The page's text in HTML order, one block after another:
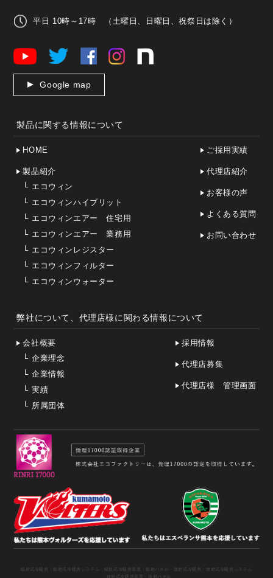
平日 10時～17時 （土曜日、日曜日、祝祭日は除く）
Google map
製品に関する情報について
HOME
製品紹介
└ エコウィン
└ エコウィンハイブリット
└ エコウィンエアー 住宅用
└ エコウィンエアー 業務用
└ エコウィンレジスター
└ エコウィンフィルター
└ エコウィンウォーター
ご採用実績
代理店紹介
お客様の声
よくある質問
お問い合わせ
弊社について、代理店様に関わる情報について
会社概要
└ 企業理念
└ 企業情報
└ 実績
└ 所属団体
採用情報
代理店募集
代理店様 管理画面
輻射式冷暖房 ・輻射式冷暖房システム ・輻射式冷暖房装置 ・輻射パネル ・放射式冷暖房
・放射式冷暖房システム
・放射式冷暖房装置
・放射パネル